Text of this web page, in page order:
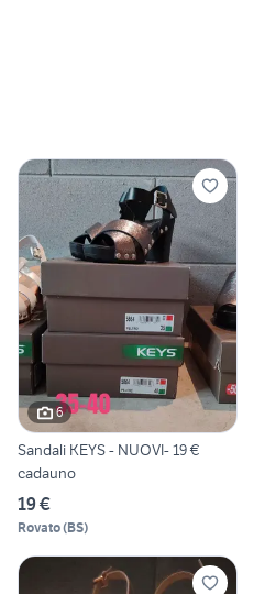
6
Sandali KEYS - NUOVI- 19 €
cadauno
19 €
Rovato(BS)